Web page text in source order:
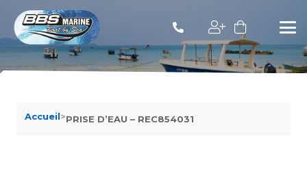
Accueil>PRISE D’EAU – REC854031